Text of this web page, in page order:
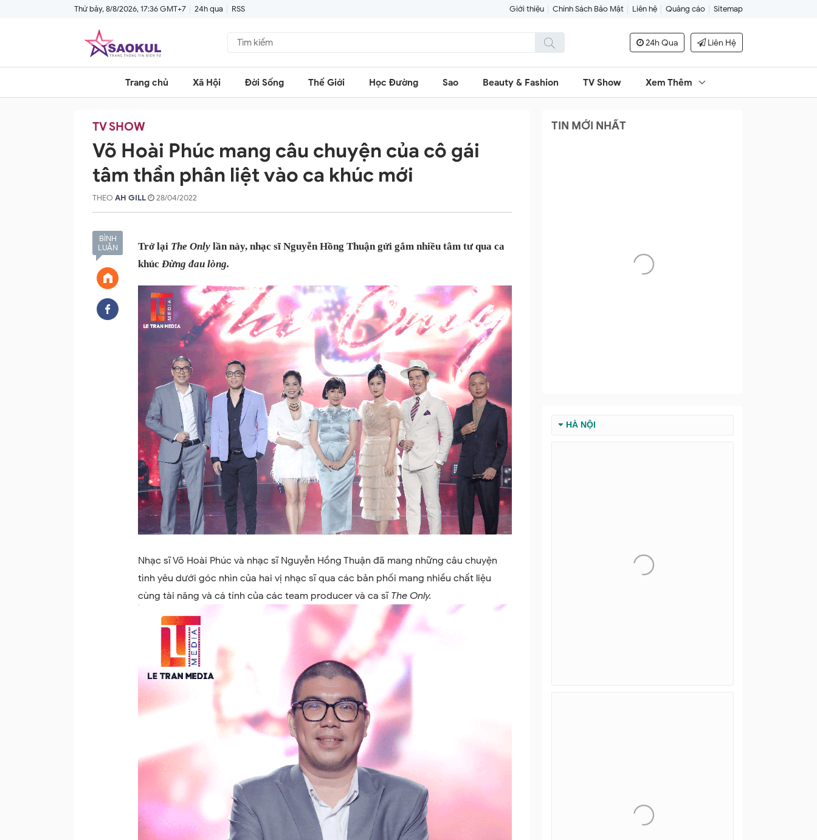
Thứ bảy, 8/8/2026, 17:36 GMT+7 24h qua RSS Giới thiệu Chính Sách Bảo Mật Liên hệ Quảng cáo Sitemap
24h Qua Liên Hệ
Trang chủ Xã Hội Đời Sống Thế Giới Học Đường Sao Beauty & Fashion TV Show Xem Thêm
TV SHOW
Võ Hoài Phúc mang câu chuyện của cô gái
tâm thần phân liệt vào ca khúc mới
THEO AH GILL 28/04/2022
BÌNH
LUẬN
Trở lại The Only lần này, nhạc sĩ Nguyễn Hồng Thuận gửi gắm nhiều tâm tư qua ca
khúc Đừng đau lòng.
Nhạc sĩ Võ Hoài Phúc và nhạc sĩ Nguyễn Hồng Thuận đã mang những câu chuyện
tình yêu dưới góc nhìn của hai vị nhạc sĩ qua các bản phối mang nhiều chất liệu
cùng tài năng và cá tính của các team producer và ca sĩ The Only.
TIN MỚI NHẤT
HÀ NỘI